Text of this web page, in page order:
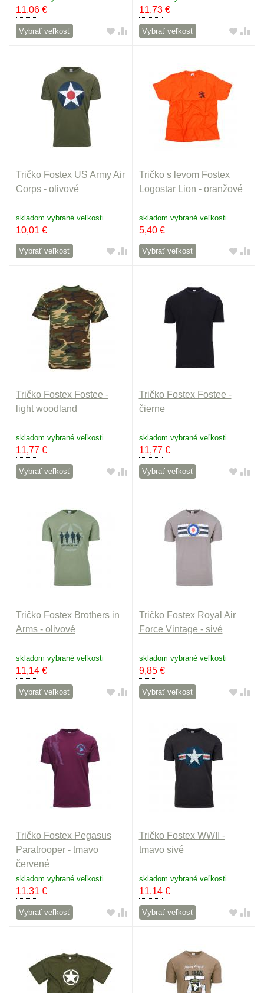
11,06 €
Vybrať veľkosť
11,73€
Vybrať veľkosť
Tričko Fostex US Army Air
Corps - olivové
skladom vybrané veľkosti
10,01 €
Vybrať veľkosť
Tričko s levom Fostex
Logostar Lion - oranžové
skladom vybrané veľkosti
5,40€
Vybrať veľkosť
Tričko Fostex Fostee -
light woodland
skladom vybrané veľkosti
11,77 €
Vybrať veľkosť
Tričko Fostex Fostee -
čierne
skladom vybrané veľkosti
11,77€
Vybrať veľkosť
Tričko Fostex Brothers in
Arms - olivové
skladom vybrané veľkosti
11,14 €
Vybrať veľkosť
Tričko Fostex Royal Air
Force Vintage - sivé
skladom vybrané veľkosti
9,85€
Vybrať veľkosť
Tričko Fostex Pegasus
Paratrooper - tmavo
červené
skladom vybrané veľkosti
11,31 €
Vybrať veľkosť
Tričko Fostex WWII -
tmavo sivé
skladom vybrané veľkosti
11,14€
Vybrať veľkosť